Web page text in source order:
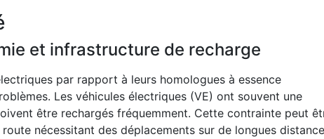
et infrastructure de recharge
par rapport à leurs homologues à essence
Les véhicules électriques (VE) ont souvent une
être rechargés fréquemment. Cette contrainte peut
nécessitant des déplacements sur de longues